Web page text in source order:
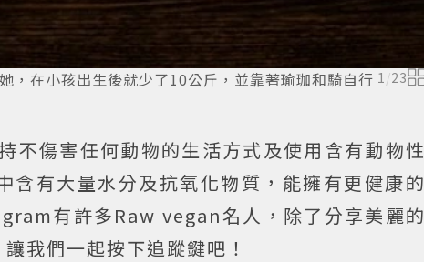
在小孩出生後就少了10公斤，並靠著瑜珈和騎自行 1 /23
不傷害任何動物的生活方式及使用含有動物性
含有大量水分及抗氧化物質，能擁有更健康的
有許多Raw vegan名人，除了分享美麗的
我們一起按下追蹤鍵吧！